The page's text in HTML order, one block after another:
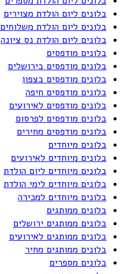
בלונים ליום הולדת מצוירים
בלונים ליום הולדת משלוחים
בלונים ליום הולדת נס ציונה
בלונים מודפסים
בלונים מודפסים בירושלים
בלונים מודפסים בצפון
בלונים מודפסים חיפה
בלונים מודפסים לאירועים
בלונים מודפסים לפרסום
בלונים מודפסים מחירים
בלונים מיוחדים
בלונים מיוחדים לאירועים
בלונים מיוחדים ליום הולדת
בלונים מיוחדים לימי הולדת
בלונים מיוחדים למכירה
בלונים ממותגים
בלונים ממותגים ירושלים
בלונים ממותגים לאירועים
בלונים ממותגים מחיר
בלונים מספרים